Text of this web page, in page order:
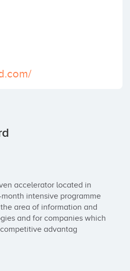
accelerator located in
intensive programme
area of information and
and for companies which
advantag